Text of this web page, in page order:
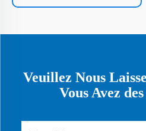
Veuillez Nous
Vous Avez